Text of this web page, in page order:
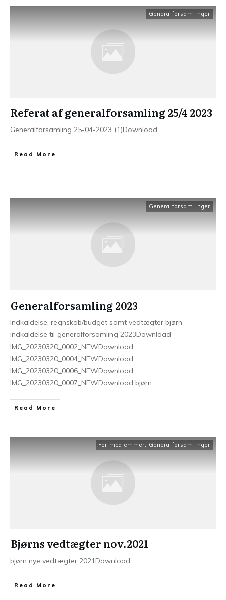
Generalforsamlinger
Referat af generalforsamling 25/4 2023
Generalforsamling 25-04-2023 (1)Download ...
Read More
Generalforsamlinger
Generalforsamling 2023
Indkaldelse, regnskab/budget samt vedtægter bjørn
indkaldelse til generalforsamling 2023Download
IMG_20230320_0002_NEWDownload
IMG_20230320_0004_NEWDownload
IMG_20230320_0006_NEWDownload
IMG_20230320_0007_NEWDownload bjørn ...
Read More
For medlemmer, Generalforsamlinger
Bjørns vedtægter nov.2021
bjørn nye vedtægter 2021Download ...
Read More